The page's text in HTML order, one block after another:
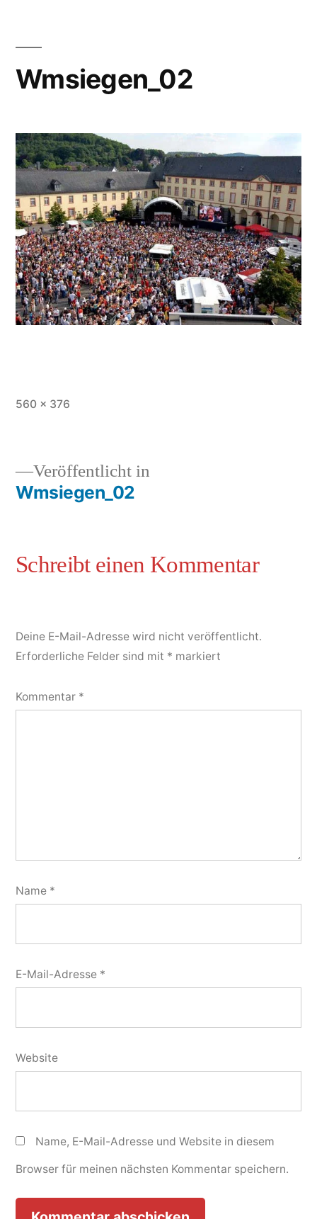
Wmsiegen_02
560 × 376
Veröffentlicht in
Wmsiegen_02
Deine E-Mail-Adresse wird nicht veröffentlicht.
Erforderliche Felder sind mit * markiert
Kommentar *
Name *
E-Mail-Adresse *
Website
Name, E-Mail-Adresse und Website in diesem
Browser für meinen nächsten Kommentar speichern.